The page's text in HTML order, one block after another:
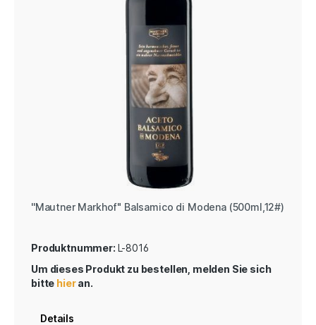
''Mautner Markhof" Balsamico di Modena (500ml,12#)
Produktnummer: L-8016
Um dieses Produkt zu bestellen, melden Sie sich
bitte hieran.
Details